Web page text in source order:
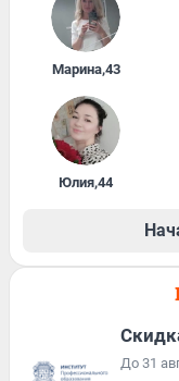
Марина,43
Юлия,44
До 31